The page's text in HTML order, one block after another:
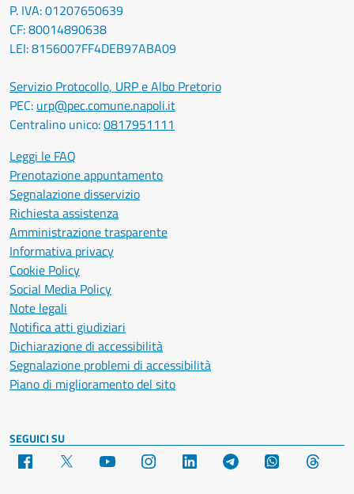
P. IVA: 01207650639
CF: 80014890638
LEI: 8156007FF4DEB97ABA09
Servizio Protocollo, URP e Albo Pretorio
PEC: urp@pec.comune.napoli.it
Centralino unico:0817951111
Leggi le FAQ
Prenotazione appuntamento
Segnalazione disservizio
Richiesta assistenza
Amministrazione trasparente
Informativa privacy
Cookie Policy
Social Media Policy
Note legali
Notifica atti giudiziari
Dichiarazione di accessibilità
Segnalazione problemi di accessibilità
Piano di miglioramento del sito
SEGUICI SU
Facebook YouTube Instagram LinkedIn Telegram WhatsApp